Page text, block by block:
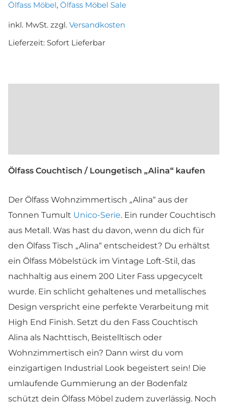
Menge
Ölfass Möbel,Ölfass Möbel Sale
inkl. MwSt. zzgl.Versandkosten
Lieferzeit:Sofort Lieferbar
Ölfass Couchtisch / Loungetisch „Alina“ kaufen
Der Ölfass Wohnzimmertisch „Alina“ aus der
Tonnen Tumult Unico-Serie. Ein runder Couchtisch
aus Metall.Was hast du davon, wenn du dich für
den Ölfass Tisch „Alina“ entscheidest? Du erhältst
ein Ölfass Möbelstück im Vintage Loft-Stil, das
nachhaltig aus einem 200 Liter Fass upgecycelt
wurde. Ein schlicht gehaltenes und metallisches
Design verspricht eine perfekte Verarbeitung mit
High End Finish. Setzt du den Fass Couchtisch
Alina als Nachttisch, Beistelltisch oder
Wohnzimmertisch ein? Dann wirst du vom
einzigartigen Industrial Look begeistert sein! Die
umlaufende Gummierung an der Bodenfalz
schützt dein Ölfass Möbel zudem zuverlässig. Noch